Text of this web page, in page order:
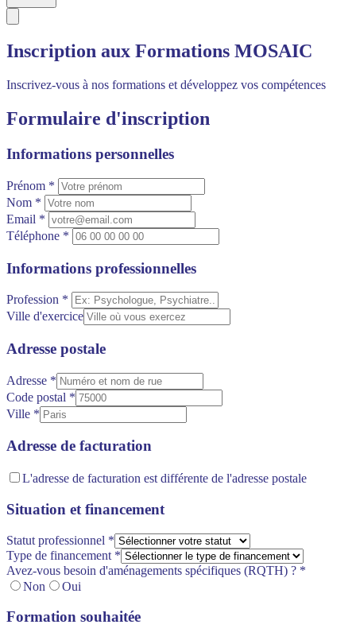
Inscription aux Formations MOSAIC
Inscrivez-vous à nos formations et développez vos compétences
Formulaire d'inscription
Informations personnelles
Prénom *
Nom *
Email *
Téléphone *
Informations professionnelles
Profession *
Ville d'exercice
Adresse postale
Adresse *
Code postal *
Ville *
Adresse de facturation
L'adresse de facturation est différente de l'adresse postale
Situation et financement
Statut professionnel *
Type de financement *
Avez-vous besoin d'aménagements spécifiques (RQTH) ? *
Non
Oui
Formation souhaitée